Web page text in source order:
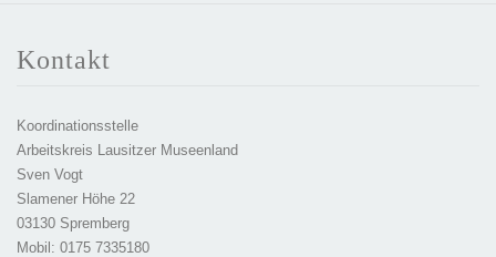
Kontakt
Koordinationsstelle
Arbeitskreis Lausitzer Museenland
Sven Vogt
Slamener Höhe 22
03130 Spremberg
Mobil: 0175 7335180